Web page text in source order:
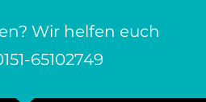
Wir helfen euch
65102749